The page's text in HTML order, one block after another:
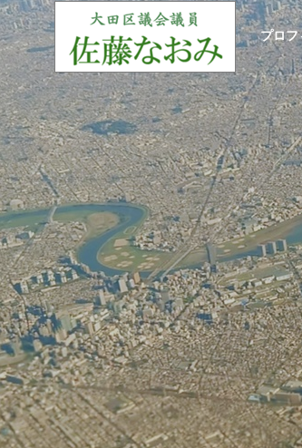
ホーム プロフ
理念
Philosophy
政策
Policy
お役立ち情報
Useful information
み/令
会（1
大田区議会質疑
大田区議会議員：寺下なおみ/令
和7年予算特別委員会（令和7年3
月18日/審査第7日 款別質疑）